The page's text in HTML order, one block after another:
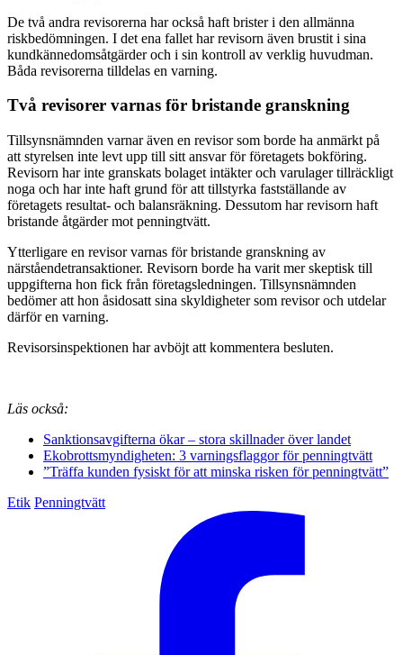
De två andra revisorerna har också haft brister i den allmänna
riskbedömningen. I det ena fallet har revisorn även brustit i sina
kundkännedomsåtgärder och i sin kontroll av verklig huvudman.
Båda revisorerna tilldelas en varning.
Två revisorer varnas för bristande granskning
Tillsynsnämnden varnar även en revisor som borde ha anmärkt på
att styrelsen inte levt upp till sitt ansvar för företagets bokföring.
Revisorn har inte granskats bolaget intäkter och varulager tillräckligt
noga och har inte haft grund för att tillstyrka fastställande av
företagets resultat- och balansräkning. Dessutom har revisorn haft
bristande åtgärder mot penningtvätt.
Ytterligare en revisor varnas för bristande granskning av
närståendetransaktioner. Revisorn borde ha varit mer skeptisk till
uppgifterna hon fick från företagsledningen. Tillsynsnämnden
bedömer att hon åsidosatt sina skyldigheter som revisor och utdelar
därför en varning.
Revisorsinspektionen har avböjt att kommentera besluten.
Läs också:
Sanktionsavgifterna ökar – stora skillnader över landet
Ekobrottsmyndigheten: 3 varningsflaggor för penningtvätt
”Träffa kunden fysiskt för att minska risken för penningtvätt”
Etik Penningtvätt